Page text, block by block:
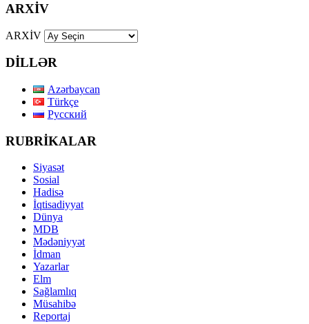
ARXİV
ARXİV
DİLLƏR
Azərbaycan
Türkçe
Русский
RUBRİKALAR
Siyasət
Sosial
Hadisə
İqtisadiyyat
Dünya
MDB
Mədəniyyət
İdman
Yazarlar
Elm
Sağlamlıq
Müsahibə
Reportaj